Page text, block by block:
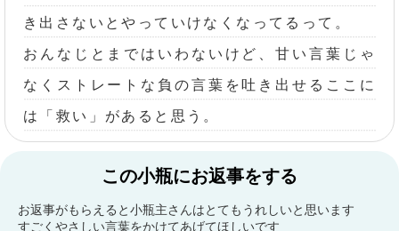
き出さないとやっていけなくなってるって。
おんなじとまではいわないけど、甘い言葉じゃ
なくストレートな負の言葉を吐き出せるここに
は「救い」があると思う。
この小瓶にお返事をする
お返事がもらえると小瓶主さんはとてもうれしいと思います
すごくやさしい言葉をかけてあげてほしいです